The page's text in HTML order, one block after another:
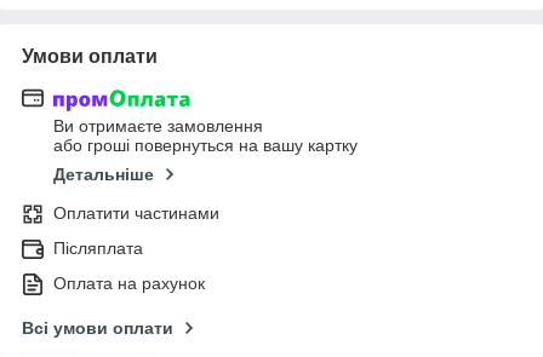
Умови оплати
Ви отримаєте замовлення
або гроші повернуться на вашу картку
Детальніше
Оплатити частинами
Післяплата
Оплата на рахунок
Всі умови оплати